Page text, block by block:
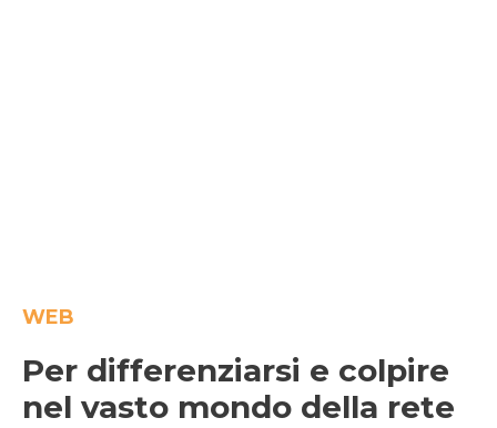
WEB
Per differenziarsi e colpire
nel vasto mondo della rete